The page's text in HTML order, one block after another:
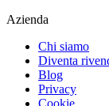
Azienda
Chi siamo
Diventa
Blog
Privacy
Cookie